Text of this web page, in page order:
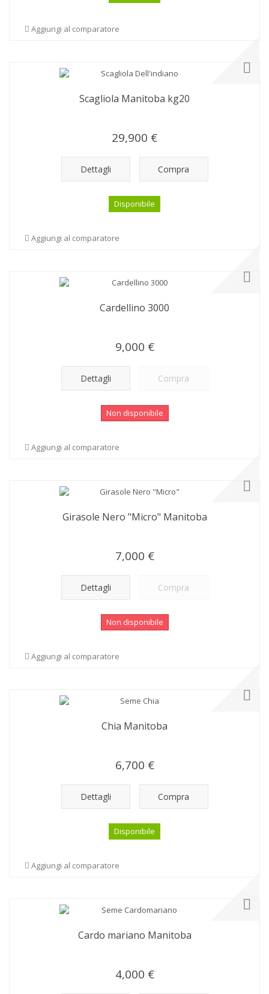
Aggiungi al comparatore
Scagliola Manitoba kg20
29,900 €
Dettagli Compra
Disponibile
Aggiungi al comparatore
Cardellino 3000
9,000 €
Dettagli Compra
Non disponibile
Aggiungi al comparatore
Girasole Nero "Micro" Manitoba
7,000 €
Dettagli Compra
Non disponibile
Aggiungi al comparatore
Chia Manitoba
6,700 €
Dettagli Compra
Disponibile
Aggiungi al comparatore
Cardo mariano Manitoba
4,000 €